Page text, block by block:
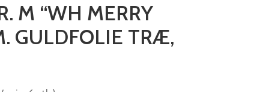
M “WH MERRY
GULDFOLIE TRÆ,